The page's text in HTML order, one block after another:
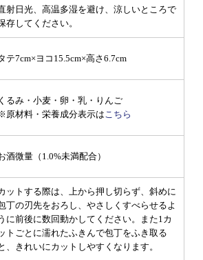
射日光、高温多湿を避け、涼しいところで
存してください。
テ7cm×ヨコ15.5cm×高さ6.7cm
くるみ・小麦・卵・乳・りんご
原材料・栄養成分表示はこちら
酒微量（1.0%未満配合）
ットする際は、上から押し切らず、斜めに
丁の刃先をおろし、やさしくすべらせるよ
に前後に数回動かしてください。また1カ
トごとに濡れたふきんで包丁をふき取る
、きれいにカットしやすくなります。